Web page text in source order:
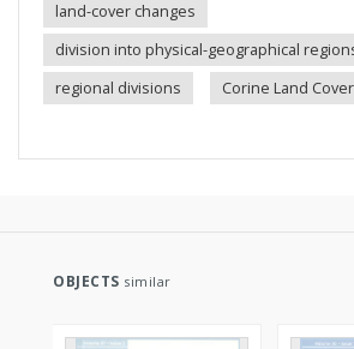
land-cover changes
division into physical-geographical
regional divisions
Corine Land Cover
OBJECTS similar